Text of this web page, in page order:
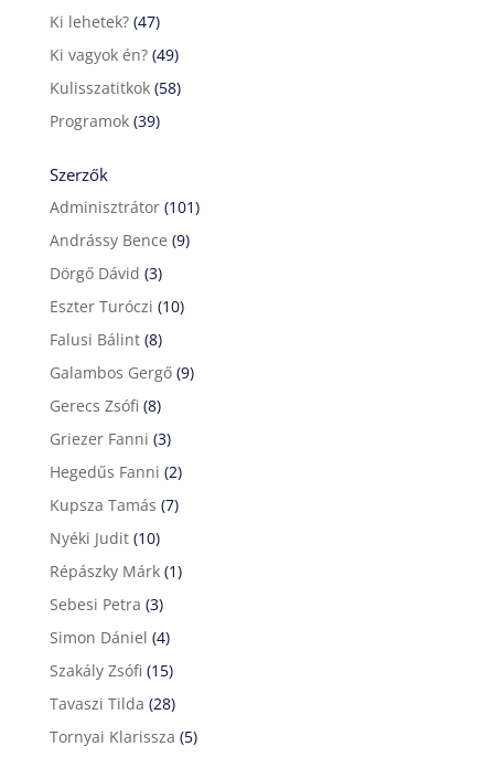
Ki lehetek?(47)
Ki vagyok én?(49)
Kulisszatitkok(58)
Programok(39)
Szerzők
Adminisztrátor(101)
Andrássy Bence (9)
Dörgő Dávid (3)
Eszter Turóczi (10)
Falusi Bálint(8)
Galambos Gergő(9)
Gerecs Zsófi (8)
Griezer Fanni (3)
Hegedűs Fanni (2)
Kupsza Tamás (7)
Nyéki Judit(10)
Répászky Márk(1)
Sebesi Petra (3)
Simon Dániel (4)
Szakály Zsófi (15)
Tavaszi Tilda (28)
Tornyai Klarissza (5)